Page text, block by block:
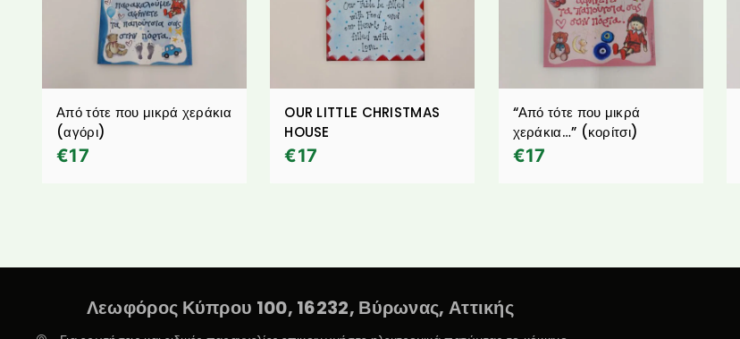
Από τότε που μικρά χεράκια
(αγόρι)
€17
OUR LITTLE CHRISTMAS
HOUSE
€17
“Από τότε που μικρά
χεράκια…” (κορίτσι)
€17
Λεωφόρος Κύπρου 100, 16232, Βύρωνας, Αττικής